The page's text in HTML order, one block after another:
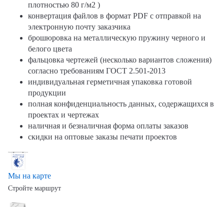
плотностью 80 г/м2 )
конвертация файлов в формат PDF с отправкой на
электронную почту заказчика
брошюровка на металлическую пружину черного и
белого цвета
фальцовка чертежей (несколько вариантов сложения)
согласно требованиям ГОСТ 2.501-2013
индивидуальная герметичная упаковка готовой
продукции
полная конфиденциальность данных, содержащихся в
проектах и чертежах
наличная и безналичная форма оплаты заказов
скидки на оптовые заказы печати проектов
Мы на карте
Стройте маршрут